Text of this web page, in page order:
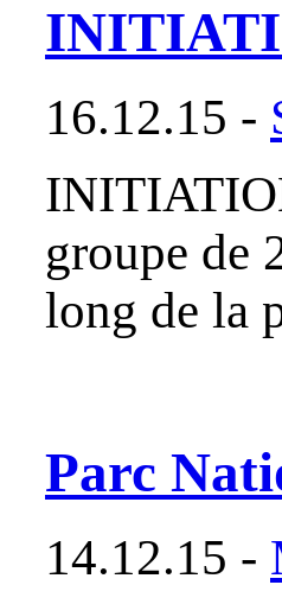
16.12.15 -
groupe de
long de la
Parc
14.12.15 -